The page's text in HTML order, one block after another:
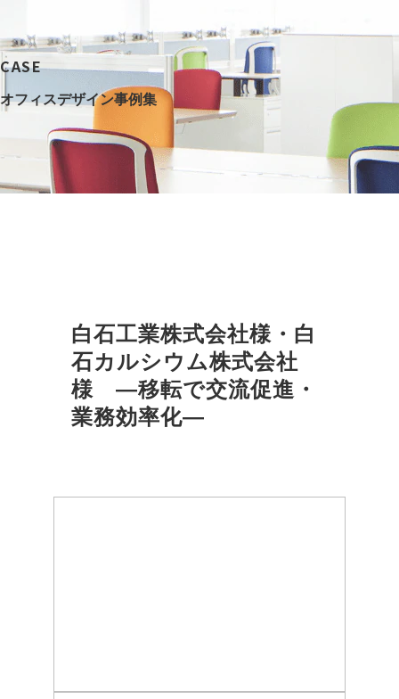
CASE
オフィスデザイン事例集
白石工業株式会社様・白
石カルシウム株式会社
様　―移転で交流促進・
業務効率化―